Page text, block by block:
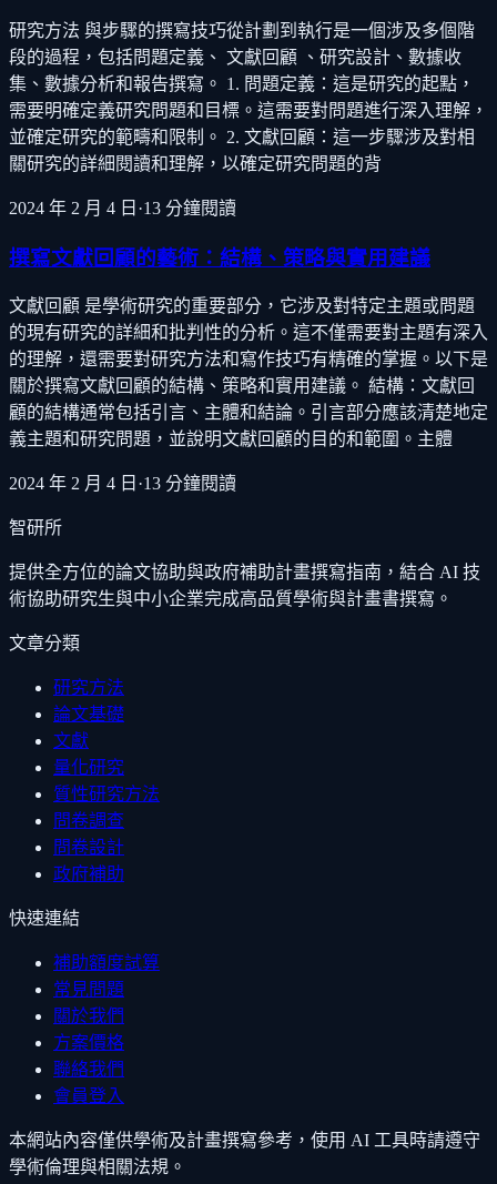
研究方法 與步驟的撰寫技巧從計劃到執行是一個涉及多個階
段的過程，包括問題定義、 文獻回顧 、研究設計、數據收
集、數據分析和報告撰寫。 1. 問題定義：這是研究的起點，
需要明確定義研究問題和目標。這需要對問題進行深入理解，
並確定研究的範疇和限制。 2. 文獻回顧：這一步驟涉及對相
關研究的詳細閱讀和理解，以確定研究問題的背
2024 年 2 月 4 日 ·13 分鐘閱讀
撰寫文獻回顧的藝術：結構、策略與實用建議
文獻回顧 是學術研究的重要部分，它涉及對特定主題或問題
的現有研究的詳細和批判性的分析。這不僅需要對主題有深入
的理解，還需要對研究方法和寫作技巧有精確的掌握。以下是
關於撰寫文獻回顧的結構、策略和實用建議。 結構：文獻回
顧的結構通常包括引言、主體和結論。引言部分應該清楚地定
義主題和研究問題，並說明文獻回顧的目的和範圍。主體
2024 年 2 月 4 日 ·13 分鐘閱讀
智研所
提供全方位的論文協助與政府補助計畫撰寫指南，結合 AI 技
術協助研究生與中小企業完成高品質學術與計畫書撰寫。
文章分類
研究方法
論文基礎
文獻
量化研究
質性研究方法
問卷調查
問卷設計
政府補助
快速連結
補助額度試算
常見問題
關於我們
方案價格
聯絡我們
會員登入
本網站內容僅供學術及計畫撰寫參考，使用 AI 工具時請遵守
學術倫理與相關法規。